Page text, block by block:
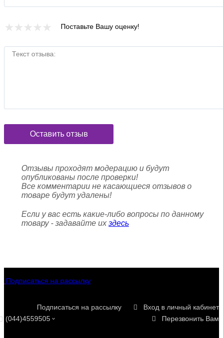
Поставьте Вашу оценку!
Текст отзыва:
Оставить отзыв
Отзывы проходят модерацию и будут
опубликованы после проверки!
Все комментарии не касающиеся отзывов о
товаре будут удалены!
Если у вас есть какие-либо вопросы по данному
товару - задавайте их здесь
Подписаться на рассылку
Подписаться на рассылку
Вход в личный кабинет
Перезвонить Вам
(044)4559505